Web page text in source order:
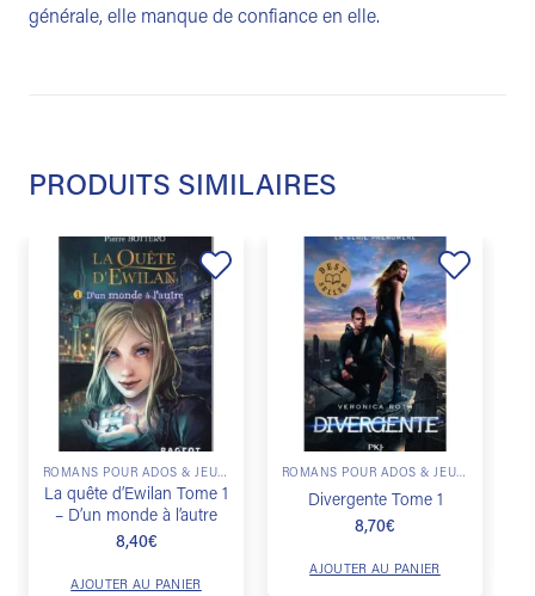
générale, elle manque de confiance en elle.
PRODUITS SIMILAIRES
Ajouter
à la
liste de
souhaits
ROMANS POUR ADOS & JEUNES ADULTES
La quête d’Ewilan Tome 1
– D’un monde à l’autre
8,40€
AJOUTER AU PANIER
Ajouter
à la
liste de
souhaits
ROMANS POUR ADOS & JEUNES ADULTES
Divergente Tome 1
8,70€
AJOUTER AU PANIER